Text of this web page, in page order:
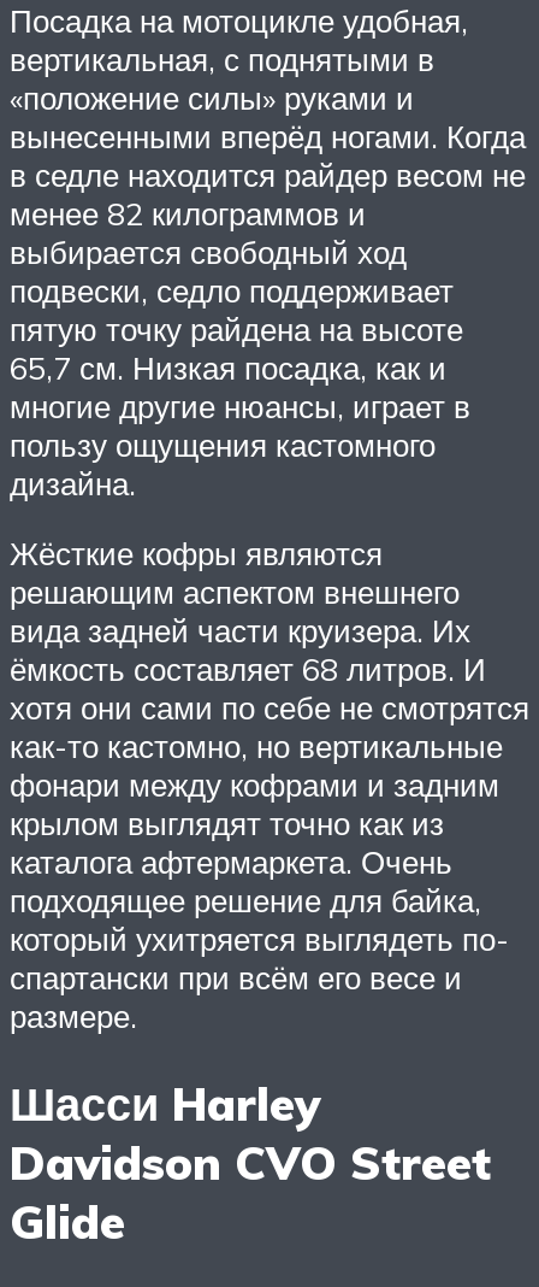
Посадка на мотоцикле удобная,
вертикальная, с поднятыми в
«положение силы» руками и
вынесенными вперёд ногами. Когда
в седле находится райдер весом не
менее 82 килограммов и
выбирается свободный ход
подвески, седло поддерживает
пятую точку райдена на высоте
65,7 см. Низкая посадка, как и
многие другие нюансы, играет в
пользу ощущения кастомного
дизайна.
Жёсткие кофры являются
решающим аспектом внешнего
вида задней части круизера. Их
ёмкость составляет 68 литров. И
хотя они сами по себе не смотрятся
как-то кастомно, но вертикальные
фонари между кофрами и задним
крылом выглядят точно как из
каталога афтермаркета. Очень
подходящее решение для байка,
который ухитряется выглядеть по-
спартански при всём его весе и
размере.
Шасси Harley
Davidson CVO Street
Glide